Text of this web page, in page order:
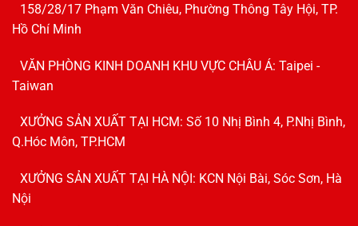
158/28/17 Phạm Văn Chiêu, Phường Thông Tây Hội, TP.
Hồ Chí Minh
VĂN PHÒNG KINH DOANH KHU VỰC CHÂU Á: Taipei -
Taiwan
XƯỞNG SẢN XUẤT TẠI HCM: Số 10 Nhị Bình 4, P.Nhị Bình,
Q.Hóc Môn, TP.HCM
XƯỞNG SẢN XUẤT TẠI HÀ NỘI: KCN Nội Bài, Sóc Sơn, Hà
Nội